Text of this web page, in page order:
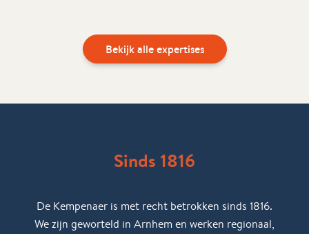
Bekijk alle expertises
Sinds 1816
De Kempenaer is met recht betrokken sinds 1816.
We zijn geworteld in Arnhem en werken regionaal,